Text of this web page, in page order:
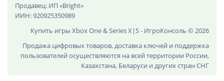
Продавец: ИП «Bright»
ИИН: 920925350989
Купить игры Xbox One & Series X|S - ИгроКонсоль © 2026
Продажа цифровых товаров, доставка ключей и поддержка
пользователей осуществляются на всей территории России,
Казахстана, Беларуси и других стран СНГ